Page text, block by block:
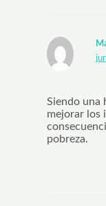
Siendo una
mejorar los
pobreza.